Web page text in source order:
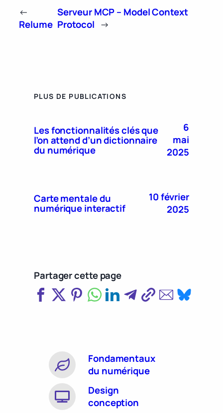
←
Relume
Serveur MCP – Model Context
Protocol →
PLUS DE PUBLICATIONS
Les fonctionnalités clés que
l’on attend d’un dictionnaire
du numérique
6
mai
2025
Carte mentale du
numérique interactif
10 février
2025
Partager cette page
Fondamentaux
du numérique
Design
conception